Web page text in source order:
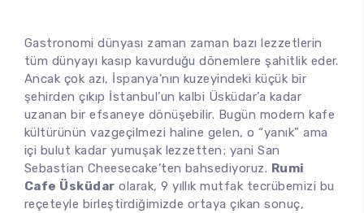
Milkshake
Pasta
Kahvaltı
Tostlar
Gözleme
Gastronomi dünyası zaman zaman bazı lezzetlerin
tüm dünyayı kasıp kavurduğu dönemlere şahitlik eder.
Ancak çok azı, İspanya’nın kuzeyindeki küçük bir
şehirden çıkıp İstanbul’un kalbi Üsküdar’a kadar
uzanan bir efsaneye dönüşebilir. Bugün modern kafe
kültürünün vazgeçilmezi haline gelen, o “yanık” ama
içi bulut kadar yumuşak lezzetten; yani San
Sebastian Cheesecake’ten bahsediyoruz. Rumi
Cafe Üsküdar olarak, 9 yıllık mutfak tecrübemizi bu
reçeteyle birleştirdiğimizde ortaya çıkan sonuç,